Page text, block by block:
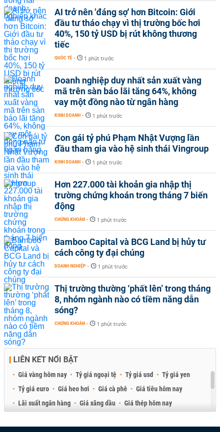
AI trở nên 'đáng sợ' hơn Bitcoin: Giới
đầu tư tháo chạy vì thị trường bốc hơi
40%, 150 tỷ USD bị rút không thương
tiếc
QUỐC TẾ - 1 phút trước
Doanh nghiệp duy nhất sản xuất vàng
mã trên sàn báo lãi tăng 64%, không
vay một đồng nào từ ngân hàng
KINH DOANH - 1 phút trước
Con gái tỷ phú Phạm Nhật Vượng lần
đầu tham gia vào hệ sinh thái Vingroup
KINH DOANH - 1 phút trước
Hơn 227.000 tài khoản gia nhập thị
trường chứng khoán trong tháng 7 biến
động
CHỨNG KHOÁN - 1 phút trước
Bamboo Capital và BCG Land bị hủy tư
cách công ty đại chúng
DOANH NGHIỆP - 1 phút trước
Thị trường thường ‘phất lên’ trong tháng
8, nhóm ngành nào có tiềm năng dẫn
sóng?
CHỨNG KHOÁN - 1 phút trước
LIÊN KẾT NỔI BẬT
Giá vàng hôm nay Tỷ giá ngoại tệ Tỷ giá usd
Tỷ giá yen
Tỷ giá euro
Giá heo hơi Giá cà phê
Giá tiêu hôm nay
Lãi suất ngân hàng
Giá xăng dầu
Giá thép hôm nay